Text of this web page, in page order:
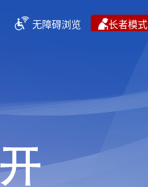
无障碍浏览 长者模式